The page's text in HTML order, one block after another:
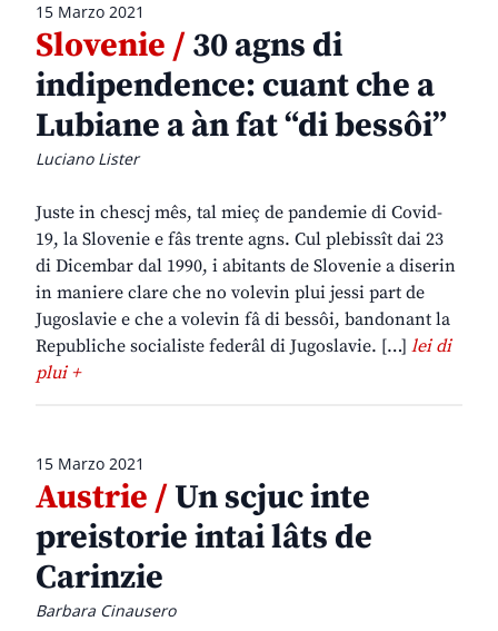
15 Marzo 2021
Slovenie /30 agns di
indipendence: cuant che a
Lubiane a àn fat “di bessôi”
Luciano Lister
Juste in chescj mês, tal mieç de pandemie di Covid-
19, la Slovenie e fâs trente agns. Cul plebissît dai 23
di Dicembar dal 1990, i abitants de Slovenie a diserin
in maniere clare che no volevin plui jessi part de
Jugoslavie e che a volevin fâ di bessôi, bandonant la
Republiche socialiste federâl di Jugoslavie. […] lei di
plui +
15 Marzo 2021
Austrie /Un scjuc inte
preistorie intai lâts de
Carinzie
Barbara Cinausero